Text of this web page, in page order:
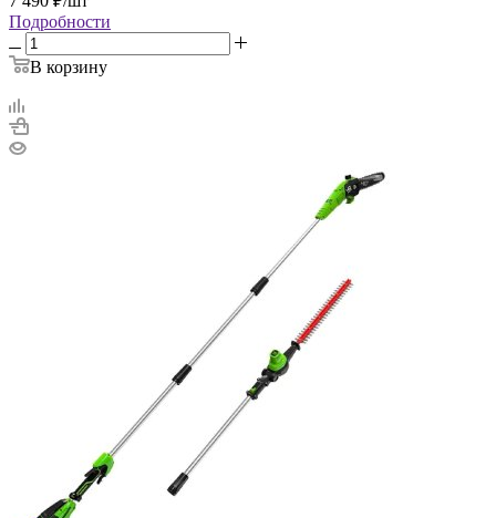
Подробности
В корзину